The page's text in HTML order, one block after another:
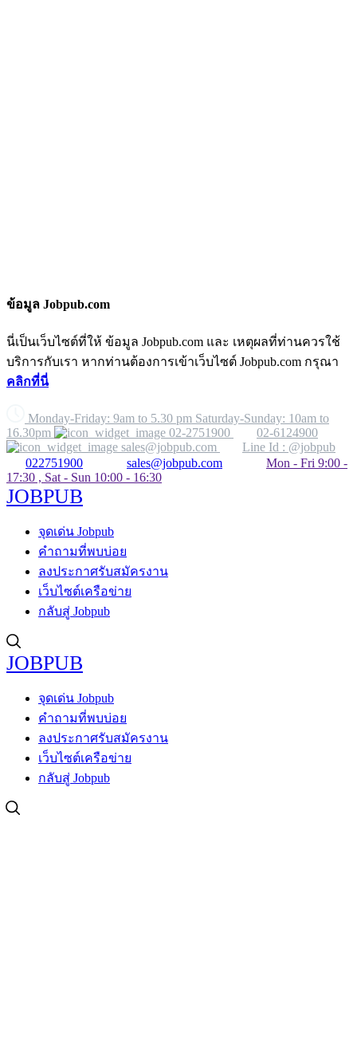
ข้อมูล Jobpub.com
นี่เป็นเว็บไซต์ที่ให้ ข้อมูล Jobpub.com และ เหตุผลที่ท่านควรใช้
บริการกับเรา หากท่านต้องการเข้าเว็บไซต์ Jobpub.com กรุณา
คลิกที่นี่
Monday-Friday: 9am to 5.30 pm Saturday-Sunday: 10am to
16.30pm
02-2751900
02-6124900
sales@jobpub.com
Line Id : @jobpub
022751900
sales@jobpub.com
Mon - Fri 9:00 -
17:30 , Sat - Sun 10:00 - 16:30
JOBPUB
จุดเด่น Jobpub
คำถามที่พบบ่อย
ลงประกาศรับสมัครงาน
เว็บไซต์เครือข่าย
กลับสู่ Jobpub
JOBPUB
จุดเด่น Jobpub
คำถามที่พบบ่อย
ลงประกาศรับสมัครงาน
เว็บไซต์เครือข่าย
กลับสู่ Jobpub